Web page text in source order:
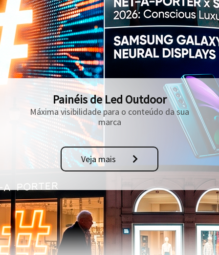
Painéis de Led Outdoor
Máxima visibilidade para o conteúdo da sua
marca
Veja mais